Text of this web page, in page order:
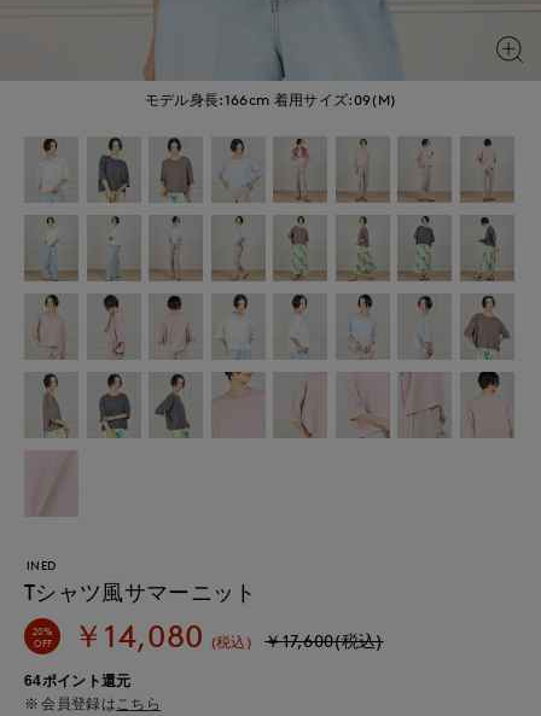
モデル身長:166cm 着用サイズ:09(M)
INED
Tシャツ風サマーニット
20%
OFF
￥14,080 (税込) ￥17,600(税込)
64ポイント還元
会員登録は こちら